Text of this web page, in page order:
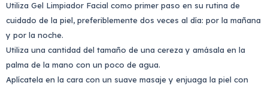
Utiliza Gel Limpiador Facial como primer paso en su rutina de
cuidado de la piel, preferiblemente dos veces al día: por la mañana
y por la noche.
Utiliza una cantidad del tamaño de una cereza y amásala en la
palma de la mano con un poco de agua.
Aplícatela en la cara con un suave masaje y enjuaga la piel con